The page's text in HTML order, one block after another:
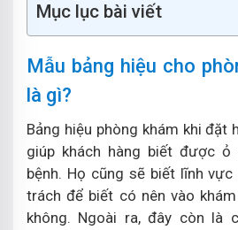
Mục lục bài viết
Mẫu bảng hiệu cho
là gì?
Bảng hiệu phòng khám khi đặt
giúp khách hàng biết được
bệnh. Họ cũng sẽ biết lĩnh
trách để biết có nên vào
không. Ngoài ra, đây còn là